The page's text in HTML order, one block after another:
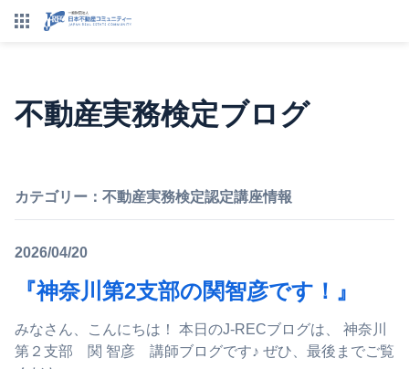
不動産実務検定ブログ
カテゴリー： 不動産実務検定認定講座情報
2026/04/20
『神奈川第2支部の関智彦です！』
みなさん、こんにちは！ 本日のJ-RECブログは、 神奈川
第２支部 関 智彦 講師ブログです♪ ぜひ、最後までご覧